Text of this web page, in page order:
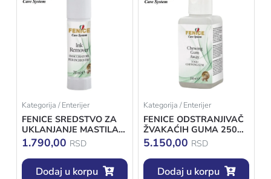
Kategorija / Enterijer
FENICE SREDSTVO ZA
UKLANJANJE MASTILA
20ML SREDSTVO ZA
UKLANJANJE MASTILA,
KRVI I KARMINA SA
KOŽE
1.790,00 RSD
Dodaj u korpu
Kategorija / Enterijer
FENICE ODSTRANJIVAČ
ŽVAKAĆIH GUMA 250
ML
5.150,00 RSD
Dodaj u korpu